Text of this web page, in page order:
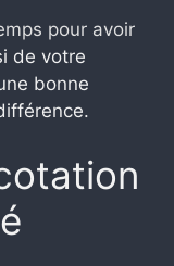
pour avoir
de votre
bonne